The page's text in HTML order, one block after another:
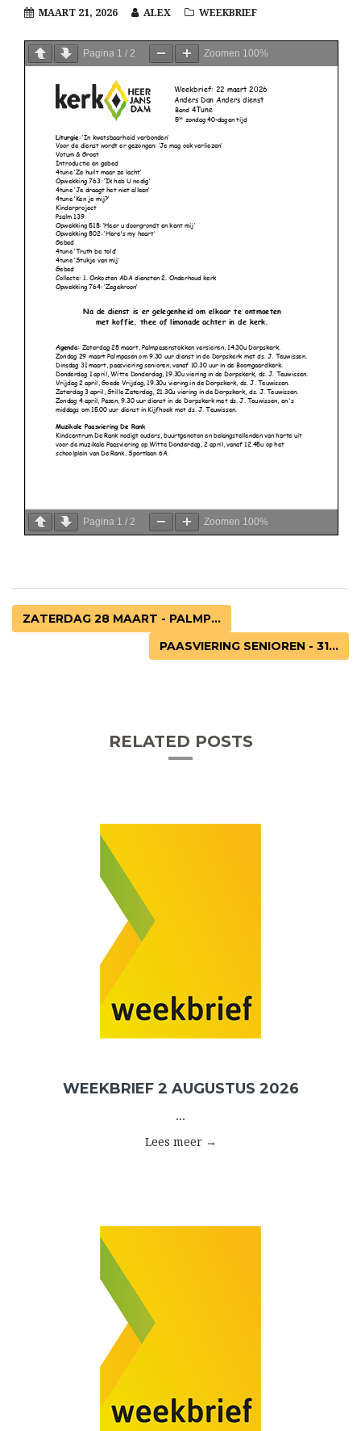
MAART 21, 2026 ALEX WEEKBRIEF
Pagina 1 / 2 Zoomen 100%
Pagina 1 / 2 Zoomen 100%
ZATERDAG 28 MAART - PALMP...
PAASVIERING SENIOREN - 31...
RELATED POSTS
WEEKBRIEF 2 AUGUSTUS 2026
...
Lees meer →